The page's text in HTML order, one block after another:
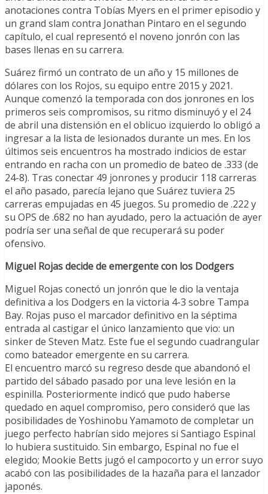
anotaciones contra Tobías Myers en el primer episodio y
un grand slam contra Jonathan Pintaro en el segundo
capítulo, el cual representó el noveno jonrón con las
bases llenas en su carrera.
Suárez firmó un contrato de un año y 15 millones de
dólares con los Rojos, su equipo entre 2015 y 2021.
Aunque comenzó la temporada con dos jonrones en los
primeros seis compromisos, su ritmo disminuyó y el 24
de abril una distensión en el oblicuo izquierdo lo obligó a
ingresar a la lista de lesionados durante un mes. En los
últimos seis encuentros ha mostrado indicios de estar
entrando en racha con un promedio de bateo de .333 (de
24-8). Tras conectar 49 jonrones y producir 118 carreras
el año pasado, parecía lejano que Suárez tuviera 25
carreras empujadas en 45 juegos. Su promedio de .222 y
su OPS de .682 no han ayudado, pero la actuación de ayer
podría ser una señal de que recuperará su poder
ofensivo.
Miguel Rojas decide de emergente con los Dodgers
Miguel Rojas conectó un jonrón que le dio la ventaja
definitiva a los Dodgers en la victoria 4-3 sobre Tampa
Bay. Rojas puso el marcador definitivo en la séptima
entrada al castigar el único lanzamiento que vio: un
sinker de Steven Matz. Este fue el segundo cuadrangular
como bateador emergente en su carrera.
El encuentro marcó su regreso desde que abandonó el
partido del sábado pasado por una leve lesión en la
espinilla. Posteriormente indicó que pudo haberse
quedado en aquel compromiso, pero consideró que las
posibilidades de Yoshinobu Yamamoto de completar un
juego perfecto habrían sido mejores si Santiago Espinal
lo hubiera sustituido. Sin embargo, Espinal no fue el
elegido; Mookie Betts jugó el campocorto y un error suyo
acabó con las posibilidades de la hazaña para el lanzador
japonés.